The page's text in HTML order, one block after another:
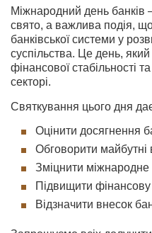
Міжнародний день банків
свято, а важлива подія,
банківської системи у
суспільства. Це день,
фінансової стабільності
секторі.
Святкування цього дня
Оцінити досягнення
Обговорити майбутні
Зміцнити міжнародне
Підвищити фінансову
Відзначити внесок